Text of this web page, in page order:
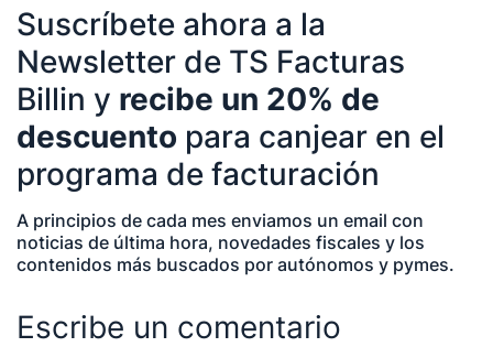
Temáticas de especialización
negocios | startups | contabilidad| fiscalidad |
empresas| asesorías| autonomos | emprendedores
| pequeños negocios | economía | ADE | pymes |
desarrollo de negocio
Suscríbete ahora a la
Newsletter de TS Facturas
Billin y recibe un 20% de
descuento para canjear en el
programa de facturación
A principios de cada mes enviamos un email con
noticias de última hora, novedades fiscales y los
contenidos más buscados por autónomos y pymes.
Escribe un comentario